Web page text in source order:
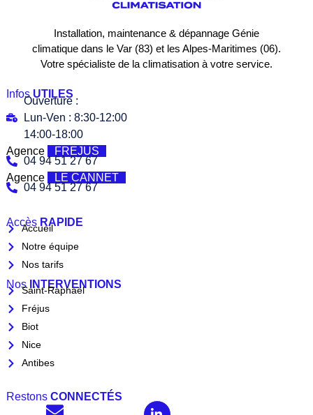
Installation, maintenance & dépannage Génie
climatique dans le Var (83) et les Alpes-Maritimes (06).
Votre spécialiste de la climatisation à votre service.
Infos UTILES
Ouverture :
Lun-Ven : 8:30-12:00
14:00-18:00
Agence
FREJUS
04 94 51 27 67
Agence
LE CANNET
04 94 51 27 67
Accès RAPIDE
Accueil
Notre équipe
Nos tarifs
Nos INTERVENTIONS
Saint-Raphaël
Fréjus
Biot
Nice
Antibes
Restons CONNECTÉS